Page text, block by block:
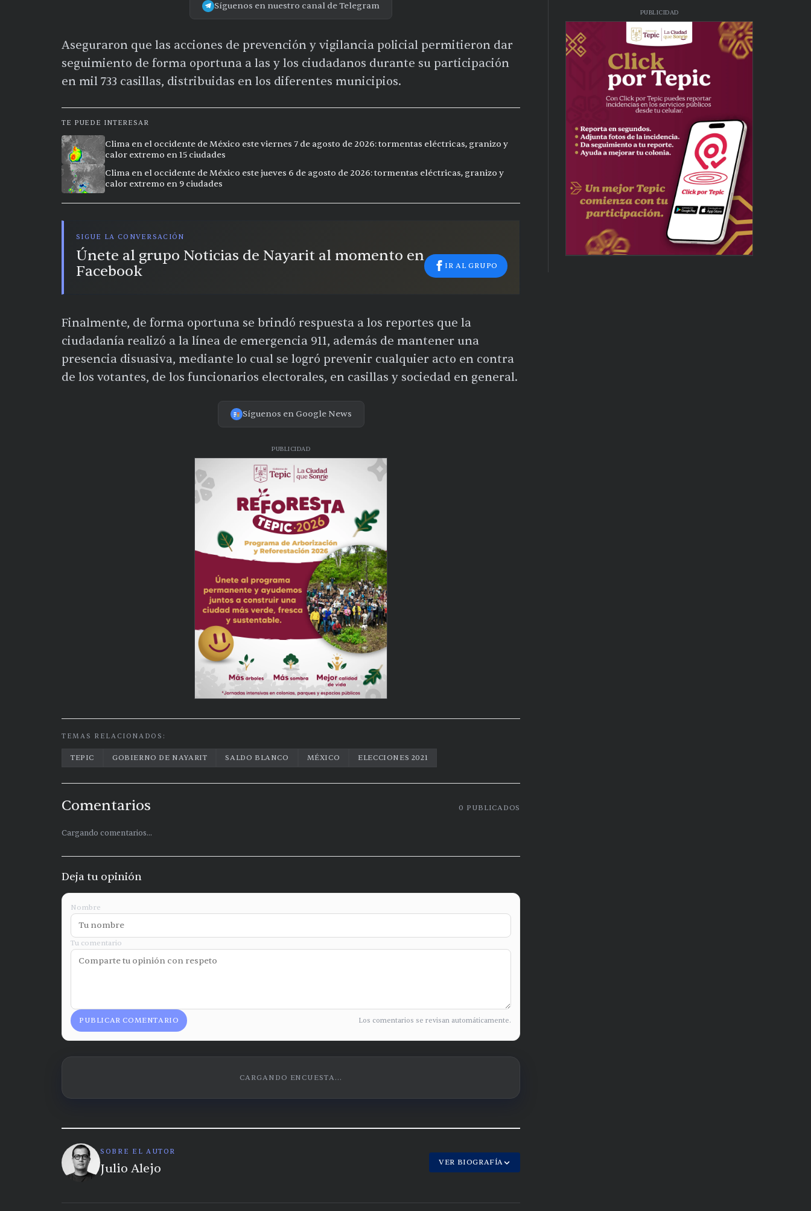
Síguenos en nuestro canal de Telegram
Aseguraron que las acciones de prevención y vigilancia policial permitieron dar
seguimiento de forma oportuna a las y los ciudadanos durante su participación
en mil 733 casillas, distribuidas en los diferentes municipios.
TE PUEDE INTERESAR
Clima en el occidente de México este viernes 7 de agosto de 2026: tormentas eléctricas, granizo y
calor extremo en 15 ciudades
Clima en el occidente de México este jueves 6 de agosto de 2026: tormentas eléctricas, granizo y
calor extremo en 9 ciudades
SIGUE LA CONVERSACIÓN
Únete al grupo Noticias de Nayarit al momento en
Facebook
IR AL GRUPO
Finalmente, de forma oportuna se brindó respuesta a los reportes que la
ciudadanía realizó a la línea de emergencia 911, además de mantener una
presencia disuasiva, mediante lo cual se logró prevenir cualquier acto en contra
de los votantes, de los funcionarios electorales, en casillas y sociedad en general.
Síguenos en Google News
PUBLICIDAD
TEMAS RELACIONADOS:
TEPIC GOBIERNO DE NAYARIT SALDO BLANCO MÉXICO ELECCIONES 2021
Comentarios 0 PUBLICADOS
Cargando comentarios...
Deja tu opinión
Nombre
Tu comentario
PUBLICAR COMENTARIO Los comentarios se revisan automáticamente.
CARGANDO ENCUESTA...
SOBRE EL AUTOR
Julio Alejo VER BIOGRAFÍA
PUBLICIDAD